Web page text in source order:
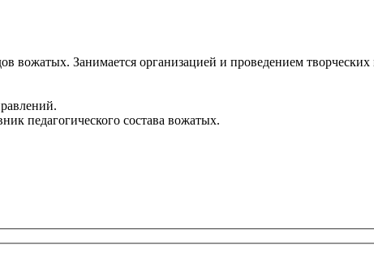
вожатых. Занимается организацией и проведением творческих
педагогического состава вожатых.